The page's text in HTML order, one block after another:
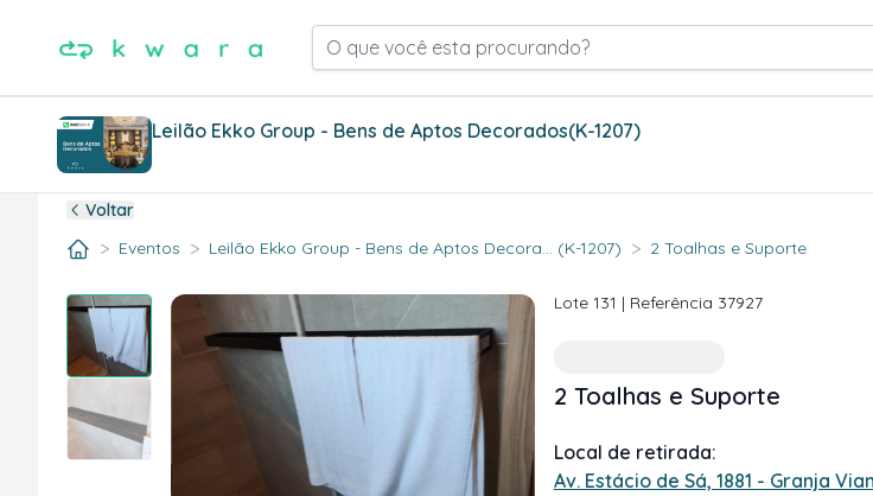
O que você esta procurando?
Leilão Ekko Group - Bens de Aptos Decorados(K-1207)
Voltar
> Eventos > Leilão Ekko Group - Bens de Aptos Decora... (K-1207) > 2 Toalhas e Suporte
Lote 131 | Referência 37927
2 Toalhas e Suporte
Local de retirada:
Av. Estácio de Sá, 1881 - Granja